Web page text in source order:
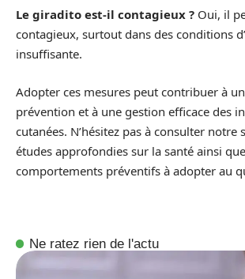
Le giradito est-il contagieux ? Oui, il
contagieux, surtout dans des conditions
insuffisante.
Adopter ces mesures peut contribuer à
prévention et à une gestion efficace des
cutanées. N’hésitez pas à consulter notre
études approfondies sur la santé ainsi
comportements préventifs à adopter au
Ne ratez rien de l'actu